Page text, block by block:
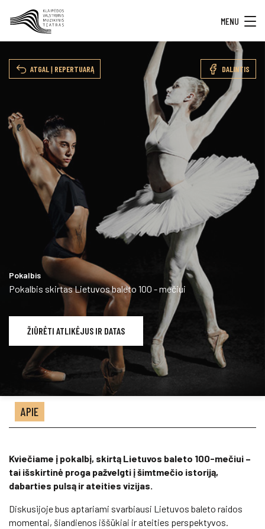
MENU
ATGAL Į REPERTUARĄ DALINTIS
Pokalbis
Pokalbis skirtas Lietuvos baleto 100 - mečiui
ŽIŪRĖTI ATLIKĖJUS IR DATAS
APIE
Kviečiame į pokalbį, skirtą Lietuvos baleto 100-mečiui –
tai išskirtinė proga pažvelgti į šimtmečio istoriją,
dabarties pulsą ir ateities vizijas.
Diskusijoje bus aptariami svarbiausi Lietuvos baleto raidos
momentai, šiandienos iššūkiai ir ateities perspektyvos.